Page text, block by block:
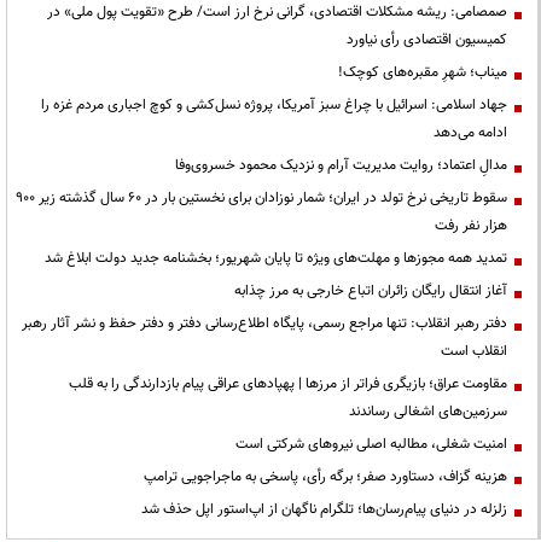
صمصامی: ریشه مشکلات اقتصادی، گرانی نرخ ارز است/ طرح «تقویت پول ملی» در
کمیسیون اقتصادی رأی نیاورد
میناب؛ شهرِ مقبره‌های کوچک!
جهاد اسلامی: اسرائیل با چراغ سبز آمریکا، پروژه نسل‌کشی و کوچ اجباری مردم غزه را
ادامه می‌دهد
مدالِ اعتماد؛ روایت مدیریت آرام و نزدیک محمود خسروی‌وفا
سقوط تاریخی نرخ تولد در ایران؛ شمار نوزادان برای نخستین بار در ۶۰ سال گذشته زیر ۹۰۰
هزار نفر رفت
تمدید همه مجوزها و مهلت‌های ویژه تا پایان شهریور؛ بخشنامه جدید دولت ابلاغ شد
آغاز انتقال رایگان زائران اتباع خارجی به مرز چذابه
دفتر رهبر انقلاب: تنها مراجع رسمی، پایگاه اطلاع‌رسانی دفتر و دفتر حفظ و نشر آثار رهبر
انقلاب است
مقاومت عراق؛ بازیگری فراتر از مرزها | پهپادهای عراقی پیام بازدارندگی را به قلب
سرزمین‌های اشغالی رساندند
‌امنیت شغلی، مطالبه اصلی نیروهای شرکتی است
هزینه گزاف، دستاورد صفر؛ برگه رأی، پاسخی به ماجراجویی ترامپ
زلزله در دنیای پیام‌رسان‌ها؛ تلگرام ناگهان از اپ‌استور اپل حذف شد